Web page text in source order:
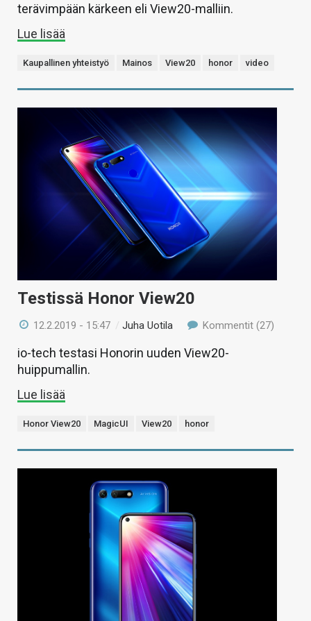
terävimpään kärkeen eli View20-malliin.
Lue lisää
Kaupallinen yhteistyö Mainos View20 honor video
Testissä Honor View20
12.2.2019 - 15:47 /Juha Uotila Kommentit (27)
io-tech testasi Honorin uuden View20-
huippumallin.
Lue lisää
Honor View20 MagicUI View20 honor